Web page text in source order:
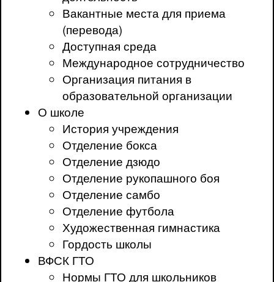
Вакантные места для приема
(перевода)
Доступная среда
Международное сотрудничество
Организация питания в
образовательной организации
О школе
История учреждения
Отделение бокса
Отделение дзюдо
Отделение рукопашного боя
Отделение самбо
Отделение футбола
Художественная гимнастика
Гордость школы
ВФСК ГТО
Нормы ГТО для школьников